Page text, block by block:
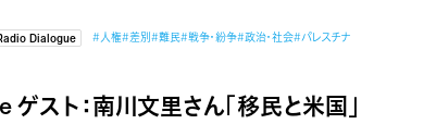
Dialogue #人権#差別#難民#戦争・紛争#政治・社会#パレスチナ
スト：南川文里さん「移民と米国」